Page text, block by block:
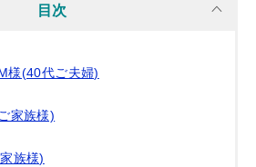
目次
(40代ご夫婦)
家族様)
族様)